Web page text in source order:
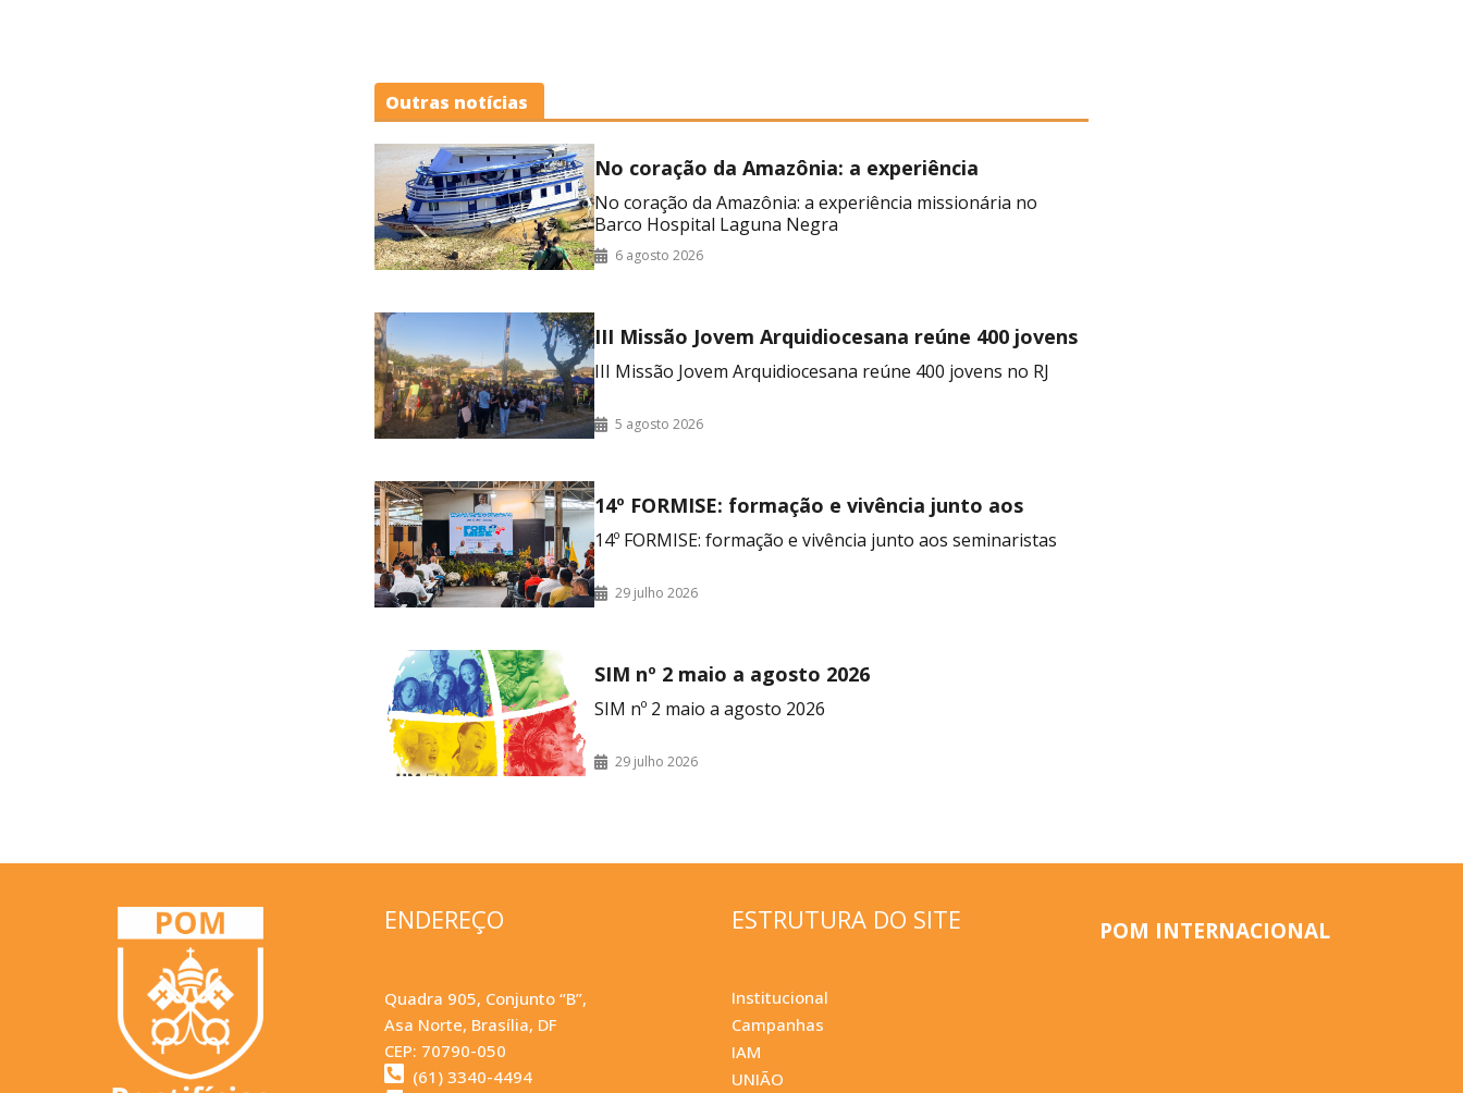
Outras notícias
No coração da Amazônia: a experiência
missionária no Barco Hospital Laguna Negra
No coração da Amazônia: a experiência missionária no
Barco Hospital Laguna Negra
6 agosto 2026
III Missão Jovem Arquidiocesana reúne 400 jovens
no RJ
III Missão Jovem Arquidiocesana reúne 400 jovens no RJ
5 agosto 2026
14º FORMISE: formação e vivência junto aos
seminaristas
14º FORMISE: formação e vivência junto aos seminaristas
29 julho 2026
SIM nº 2 maio a agosto 2026
SIM nº 2 maio a agosto 2026
29 julho 2026
ENDEREÇO
Quadra 905, Conjunto “B”,
Asa Norte, Brasília, DF
CEP: 70790-050
(61) 3340-4494
ESTRUTURA DO SITE
Institucional
Campanhas
IAM
UNIÃO
POM INTERNACIONAL